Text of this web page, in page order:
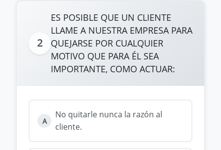
2
ES POSIBLE QUE UN CLIENTE
LLAME A NUESTRA EMPRESA PARA
QUEJARSE POR CUALQUIER
MOTIVO QUE PARA ÉL SEA
IMPORTANTE, COMO ACTUAR:
A
No quitarle nunca la razón al
cliente.